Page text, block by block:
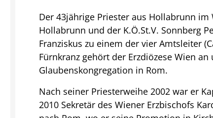
Der 43jährige Priester aus Hollabrunn
Hollabrunn und der K.Ö.St.V. Sonnberg
Franziskus zu einem der vier Amtsleiter
Fürnkranz gehört der Erzdiözese Wien
Glaubenskongregation in Rom.
Nach seiner Priesterweihe 2002 war er
2010 Sekretär des Wiener Erzbischofs